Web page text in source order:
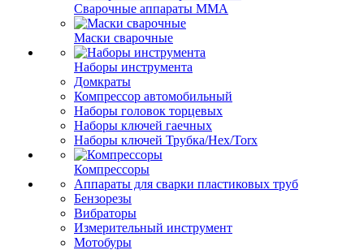
Сварочные аппараты ММА
Маски сварочные
Наборы инструмента
Домкраты
Компрессор автомобильный
Наборы головок торцевых
Наборы ключей гаечных
Наборы ключей Трубка/Hex/Torx
Компрессоры
Аппараты для сварки пластиковых труб
Бензорезы
Вибраторы
Измерительный инструмент
Мотобуры